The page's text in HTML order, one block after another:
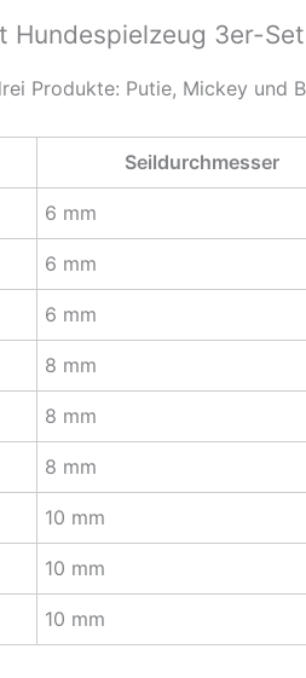
Hundespielzeug 3er-Set
Produkte: Putie, Mickey und
Seildurchmesser
6 mm
6 mm
6 mm
8 mm
8 mm
8 mm
10 mm
10 mm
10 mm